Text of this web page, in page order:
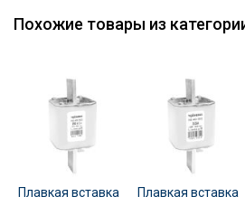
Похожие товары из
Плавкая вставка
Плавкая вставка